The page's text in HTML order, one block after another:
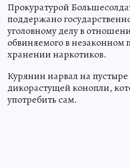
Прокуратурой
поддержано
уголовному делу в
обвиняемого в незаконном
хранении наркотиков.
Курянин нарвал на пустыре
дикорастущей конопли,
употребить сам.